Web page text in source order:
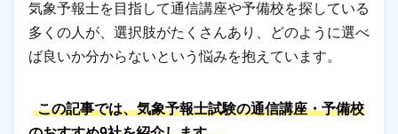
気象予報士を目指して通信講座や予備校を探している
多くの人が、選択肢がたくさんあり、どのように選べ
ば良いか分からないという悩みを抱えています。
この記事では、気象予報士試験の通信講座・予備校